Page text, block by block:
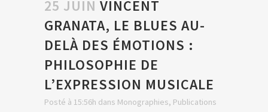
25 JUIN VINCENT
GRANATA, LE BLUES AU-
DELÀ DES ÉMOTIONS :
PHILOSOPHIE DE
L’EXPRESSION MUSICALE
Posté à 15:56h dans Monographies, Publications